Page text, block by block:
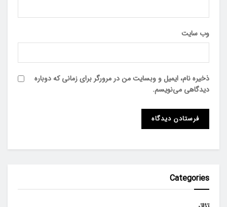
وب‌ سایت
ذخیره نام، ایمیل و وبسایت من در مرورگر برای زمانی که دوباره
دیدگاهی می‌نویسم.
Categories